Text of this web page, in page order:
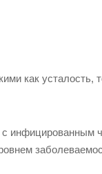
как усталость,
с инфицированным